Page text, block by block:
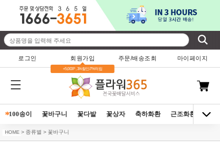
로그인 회원가입
+5,000P , 3%할인/7%적립
주문/배송조회 마이페이지
*100송이 꽃바구니 꽃다발 꽃상자 축하화환 근조화환 동양
HOME > 종류별 > 꽃바구니